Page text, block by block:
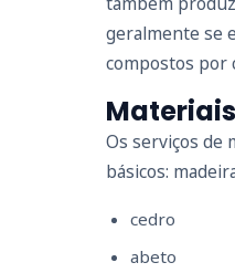
geralmente se
compostos por
Materiais
Os serviços de
básicos:
cedro
abeto